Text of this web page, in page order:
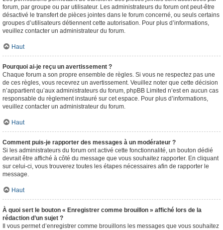
forum, par groupe ou par utilisateur. Les administrateurs du forum ont peut-être
désactivé le transfert de pièces jointes dans le forum concerné, ou seuls certains
groupes d’utilisateurs détiennent cette autorisation. Pour plus d’informations,
veuillez contacter un administrateur du forum.
Haut
Pourquoi ai-je reçu un avertissement ?
Chaque forum a son propre ensemble de règles. Si vous ne respectez pas une
de ces règles, vous recevrez un avertissement. Veuillez noter que cette décision
n’appartient qu’aux administrateurs du forum, phpBB Limited n’est en aucun cas
responsable du règlement instauré sur cet espace. Pour plus d’informations,
veuillez contacter un administrateur du forum.
Haut
Comment puis-je rapporter des messages à un modérateur ?
Si les administrateurs du forum ont activé cette fonctionnalité, un bouton dédié
devrait être affiché à côté du message que vous souhaitez rapporter. En cliquant
sur celui-ci, vous trouverez toutes les étapes nécessaires afin de rapporter le
message.
Haut
À quoi sert le bouton « Enregistrer comme brouillon » affiché lors de la
rédaction d’un sujet ?
Il vous permet d’enregistrer comme brouillons les messages que vous souhaitez